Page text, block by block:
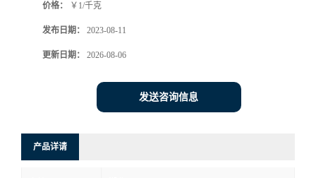
价格： ￥1/千克
发布日期： 2023-08-11
更新日期： 2026-08-06
发送咨询信息
产品详请